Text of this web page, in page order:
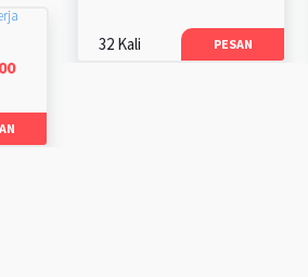
32 Kali PESAN